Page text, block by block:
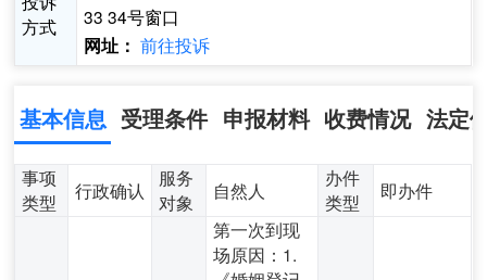
方式
33 34号窗口
网址： 前往投诉
基本信息 受理条件 申报材料 收费情况 法定
事项
类型
行政确认
服务
对象
自然人
办件
类型
即办件
第一次到现
场原因：1.